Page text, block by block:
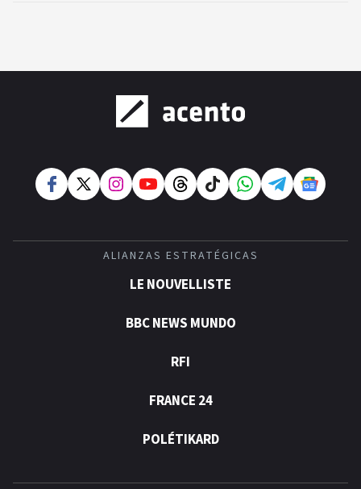
ALIANZAS ESTRATÉGICAS
LE NOUVELLISTE
BBC NEWS MUNDO
RFI
FRANCE 24
POLÉTIKARD